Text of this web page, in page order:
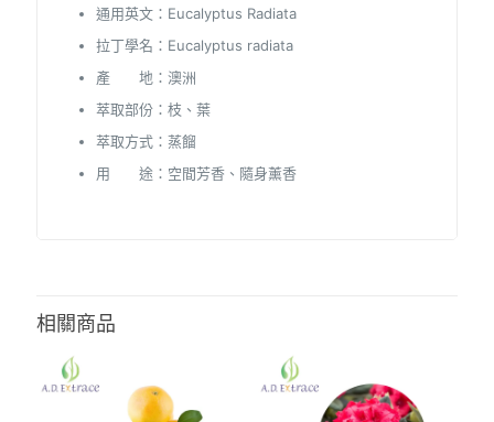
通用英文：Eucalyptus Radiata
拉丁學名：Eucalyptus radiata
產 地：澳洲
萃取部份：枝、葉
萃取方式：蒸餾
用 途：空間芳香、隨身薰香
相關商品